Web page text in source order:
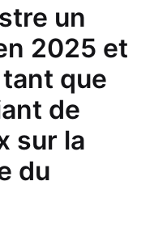
un
2025 et
que
de
sur la
du